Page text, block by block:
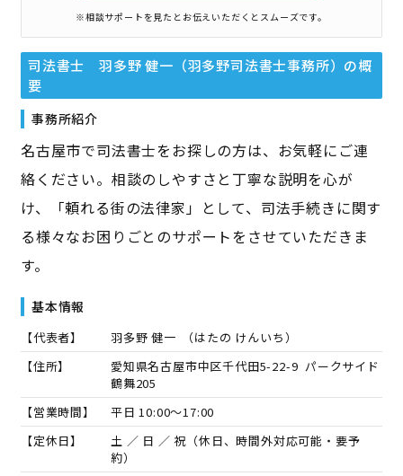
※相談サポートを見たとお伝えいただくとスムーズです。
司法書士 羽多野 健一（羽多野司法書士事務所） の概
要
事務所紹介
名古屋市で司法書士をお探しの方は、お気軽にご連
絡ください。相談のしやすさと丁寧な説明を心が
け、「頼れる街の法律家」として、司法手続きに関す
る様々なお困りごとのサポートをさせていただきま
す。
基本情報
【代表者】 羽多野 健一 （はたの けんいち）
【住所】
愛知県名古屋市中区千代田5-22-9 パークサイド
鶴舞205
【営業時間】
平日 10:00～17:00
【定休日】
土 ／ 日 ／ 祝（休日、時間外対応可能・要予
約）